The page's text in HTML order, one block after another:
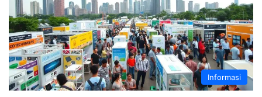
Informasi